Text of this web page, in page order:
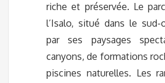
riche et préservée. Le
l’Isalo, situé dans le sud-
par ses paysages
canyons, de formations
piscines naturelles. Les